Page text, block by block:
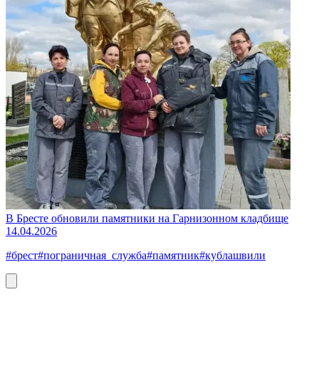
В Бресте обновили памятники на Гарнизонном кладбище
14.04.2026
#брест#пограничная_служба#памятник#кублашвили